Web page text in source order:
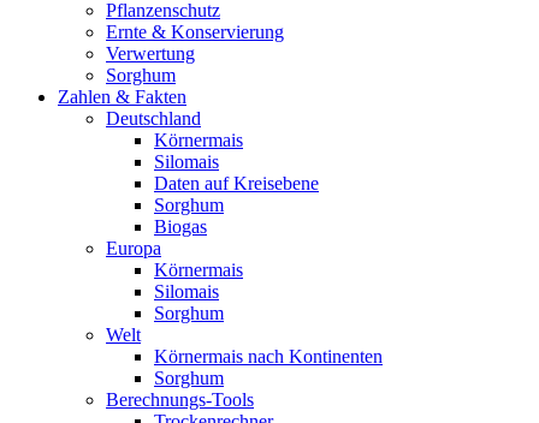
Pflanzenschutz
Ernte & Konservierung
Verwertung
Sorghum
Zahlen & Fakten
Deutschland
Körnermais
Silomais
Daten auf Kreisebene
Sorghum
Biogas
Europa
Körnermais
Silomais
Sorghum
Welt
Körnermais nach Kontinenten
Sorghum
Berechnungs-Tools